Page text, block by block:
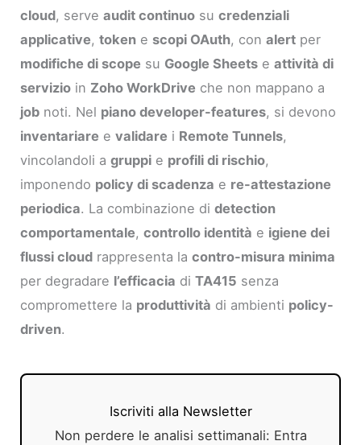
cloud, serveaudit continuo sucredenziali
applicative,token e scopi OAuth, conalert per
modifiche di scope su Google Sheets eattività di
servizio in Zoho WorkDrive che non mappano a
job noti. Nel piano developer-features, si devono
inventariare evalidare i Remote Tunnels,
vincolandoli agruppi e profili di rischio,
imponendo policy di scadenza e re-attestazione
periodica. La combinazione didetection
comportamentale,controllo identità e igiene dei
flussi cloud rappresenta lacontro-misura minima
per degradare l’efficacia diTA415 senza
compromettere la produttività di ambienti policy-
driven.
Iscriviti alla Newsletter
Non perdere le analisi settimanali: Entra